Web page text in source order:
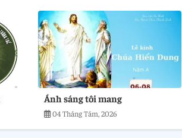
Ánh sáng tôi mang
04 Tháng Tám, 2026